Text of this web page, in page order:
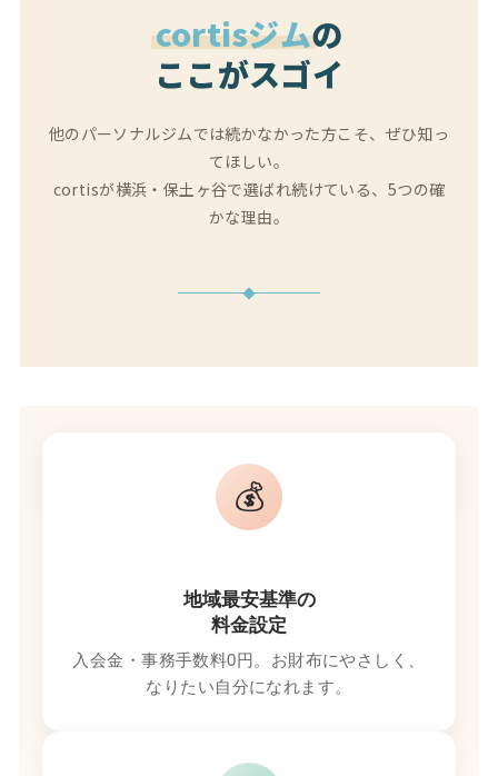
cortisジムの
ここがスゴイ
他のパーソナルジムでは続かなかった方こそ、ぜひ知っ
てほしい。
cortisが横浜・保土ヶ谷で選ばれ続けている、5つの確
かな理由。
💰
地域最安基準の
料金設定
入会金・事務手数料0円。お財布にやさしく、
なりたい自分になれます。